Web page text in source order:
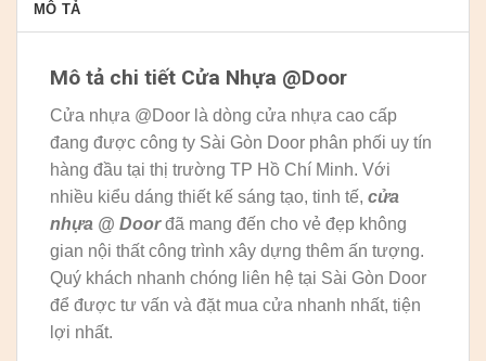
MÔ TẢ
Mô tả chi tiết Cửa Nhựa @Door
Cửa nhựa @Door là dòng cửa nhựa cao cấp
đang được công ty Sài Gòn Door phân phối uy tín
hàng đầu tại thị trường TP Hồ Chí Minh. Với
nhiều kiểu dáng thiết kế sáng tạo, tinh tế, cửa
nhựa @ Doorđã mang đến cho vẻ đẹp không
gian nội thất công trình xây dựng thêm ấn tượng.
Quý khách nhanh chóng liên hệ tại Sài Gòn Door
để được tư vấn và đặt mua cửa nhanh nhất, tiện
lợi nhất.